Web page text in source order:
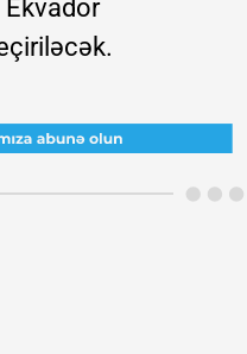
Ekvador